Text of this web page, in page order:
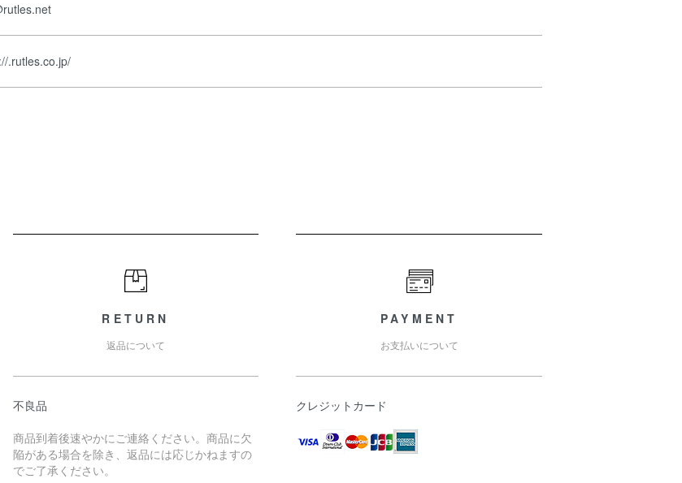
.rutles.co.jp/
RETURN
返品について
不良品
商品到着後速やかにご連絡ください。商品に欠
陥がある場合を除き、返品には応じかねますの
でご了承ください。
PAYMENT
お支払いについて
クレジットカード